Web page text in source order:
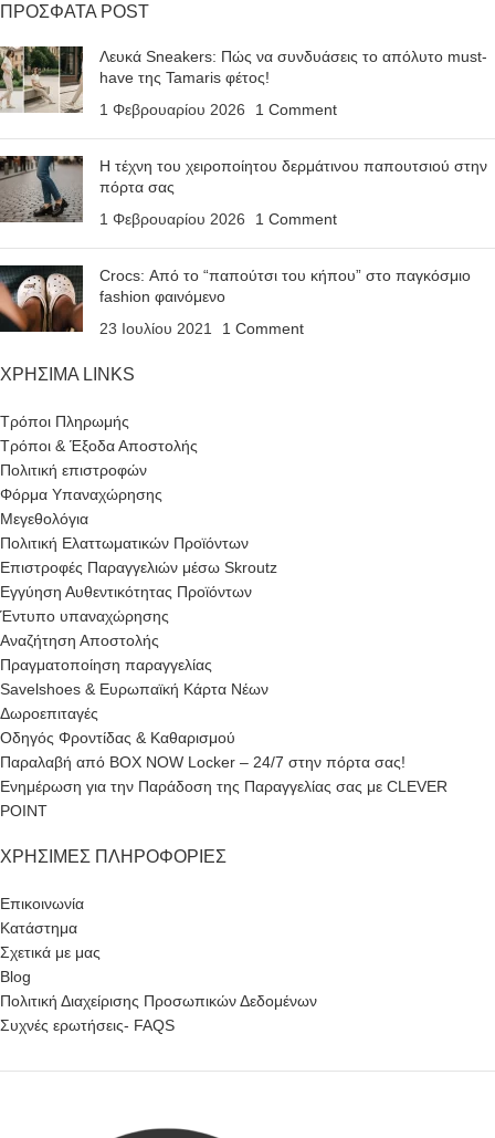
ΠΡΟΣΦΑΤΑ POST
Λευκά Sneakers: Πώς να συνδυάσεις το απόλυτο must-
have της Tamaris φέτος!
1 Φεβρουαρίου 2026
1 Comment
Η τέχνη του χειροποίητου δερμάτινου παπουτσιού στην
πόρτα σας
1 Φεβρουαρίου 2026
1 Comment
Crocs: Από το “παπούτσι του κήπου” στο παγκόσμιο
fashion φαινόμενο
23 Ιουλίου 2021
1 Comment
ΧΡΗΣΙΜΑ LINKS
Τρόποι Πληρωμής
Τρόποι & Έξοδα Αποστολής
Πολιτική επιστροφών
Φόρμα Υπαναχώρησης
Μεγεθολόγια
Πολιτική Ελαττωματικών Προϊόντων
Επιστροφές Παραγγελιών μέσω Skroutz
Εγγύηση Αυθεντικότητας Προϊόντων
Έντυπο υπαναχώρησης
Αναζήτηση Αποστολής
Πραγματοποίηση παραγγελίας
Savelshoes & Ευρωπαϊκή Κάρτα Νέων
Δωροεπιταγές
Οδηγός Φροντίδας & Καθαρισμού
Παραλαβή από BOX NOW Locker – 24/7 στην πόρτα σας!
Ενημέρωση για την Παράδοση της Παραγγελίας σας με CLEVER
POINT
ΧΡΉΣΙΜΕΣ ΠΛΗΡΟΦΟΡΊΕΣ
Επικοινωνία
Κατάστημα
Σχετικά με μας
Blog
Πολιτική Διαχείρισης Προσωπικών Δεδομένων
Συχνές ερωτήσεις- FAQS